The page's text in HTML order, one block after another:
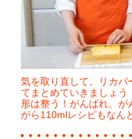
気を取り直して、リカバ
てまとめていきましょ
形は整う！がんばれ、が
がら110mlレシピもなん